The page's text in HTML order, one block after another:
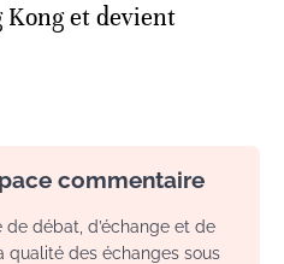
Kong et devient
commentaire
de débat, d’échange et de
qualité des échanges sous